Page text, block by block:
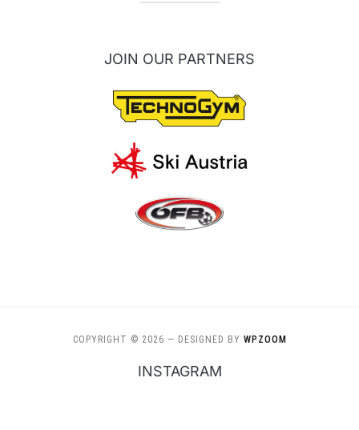
JOIN OUR PARTNERS
COPYRIGHT © 2026 — DESIGNED BY WPZOOM
INSTAGRAM